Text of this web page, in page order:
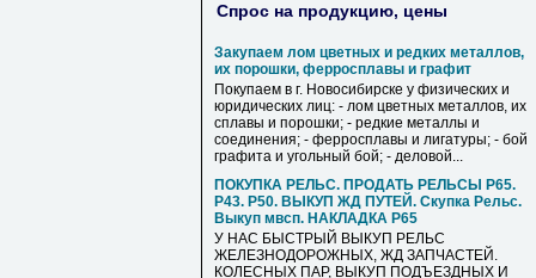
Спрос на продукцию, цены
Закупаем лом цветных и редких металлов,
их порошки, ферросплавы и графит
Покупаем в г. Новосибирске у физических и
юридических лиц: - лом цветных металлов, их
сплавы и порошки; - редкие металлы и
соединения; - ферросплавы и лигатуры; - бой
графита и угольный бой; - деловой...
ПОКУПКА РЕЛЬС. ПРОДАТЬ РЕЛЬСЫ Р65.
Р43. Р50. ВЫКУП ЖД ПУТЕЙ. Скупка Рельс.
Выкуп мвсп. НАКЛАДКА Р65
У НАС БЫСТРЫЙ ВЫКУП РЕЛЬС
ЖЕЛЕЗНОДОРОЖНЫХ, ЖД ЗАПЧАСТЕЙ.
КОЛЕСНЫХ ПАР, ВЫКУП ПОДЪЕЗДНЫХ И